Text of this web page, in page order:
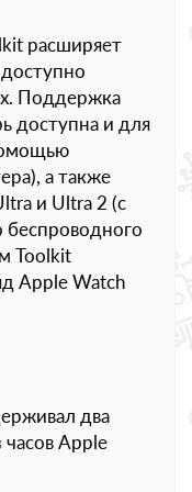
расширяет
Поддержка
доступна и для
а также
и Ultra 2 (с
беспроводного
Toolkit
Apple Watch
два
Apple